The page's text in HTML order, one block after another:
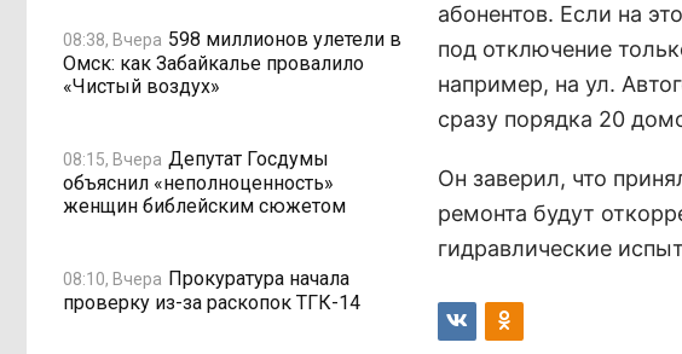
08:38, Вчера 598 миллионов улетели в
Омск: как Забайкалье провалило
«Чистый воздух»
08:15, Вчера Депутат Госдумы
объяснил «неполноценность»
женщин библейским сюжетом
08:10, Вчера Прокуратура начала
проверку из-за раскопок ТГК-14
абонентов. Если на
под отключение
например, на ул.
сразу порядка 20
Он заверил, что
ремонта будут
гидравлические